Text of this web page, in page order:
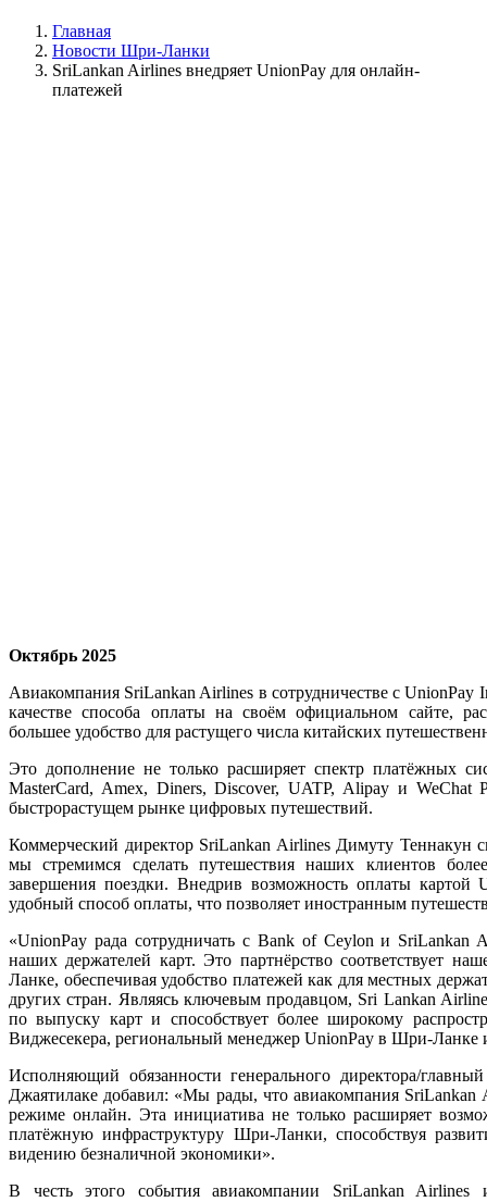
Главная
Новости Шри-Ланки
SriLankan Airlines внедряет UnionPay для онлайн-
платежей
Октябрь 2025
Авиакомпания SriLankan Airlines в сотрудничестве с
качестве способа оплаты на своём официальном сайте,
большее удобство для растущего числа китайских
Это дополнение не только расширяет спектр платёжных
MasterCard, Amex, Diners, Discover, UATP, Alipay и
быстрорастущем рынке цифровых путешествий.
Коммерческий директор SriLankan Airlines Димуту Теннакун
мы стремимся сделать путешествия наших клиентов
завершения поездки. Внедрив возможность оплаты
удобный способ оплаты, что позволяет иностранным
«UnionPay рада сотрудничать с Bank of Ceylon и SriLankan
наших держателей карт. Это партнёрство соответствует
Ланке, обеспечивая удобство платежей как для местных
других стран. Являясь ключевым продавцом, Sri Lankan
по выпуску карт и способствует более широкому
Виджесекера, региональный менеджер UnionPay в Шри-Ланке
Исполняющий обязанности генерального директора/
Джаятилаке добавил: «Мы рады, что авиакомпания
режиме онлайн. Эта инициатива не только расширяет
платёжную инфраструктуру Шри-Ланки, способствуя
видению безналичной экономики».
В честь этого события авиакомпании SriLankan Airlines